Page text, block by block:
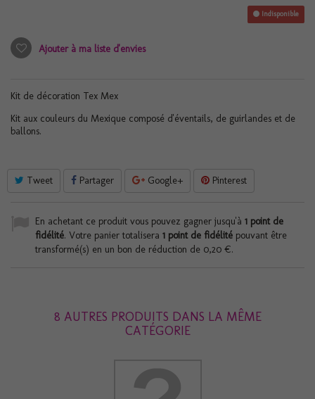
Indisponible
Ajouter à ma liste d'envies
Kit de décoration Tex Mex
Kit aux couleurs du Mexique composé d'éventails, de guirlandes et de
ballons.
Tweet Partager Google+ Pinterest
En achetant ce produit vous pouvez gagner jusqu'à 1 point de
fidélité. Votre panier totalisera 1 point de fidélité pouvant être
transformé(s) en un bon de réduction de 0,20 €.
8 AUTRES PRODUITS DANS LA MÊME
CATÉGORIE